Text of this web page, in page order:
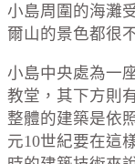
小島周圍的海灘
爾山的景色都很
小島中央處為一
教堂，其下方則
整體的建築是依
元10世紀要在這